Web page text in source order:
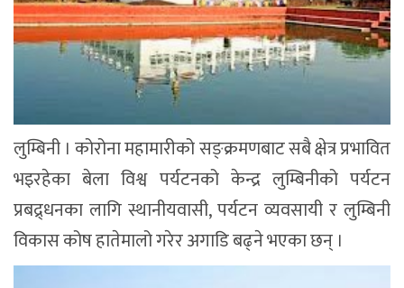
लुम्बिनी । कोरोना महामारीको सङ्क्रमणबाट सबै क्षेत्र प्रभावित
भइरहेका बेला विश्व पर्यटनको केन्द्र लुम्बिनीको पर्यटन
प्रबद्र्धनका लागि स्थानीयवासी, पर्यटन व्यवसायी र लुम्बिनी
विकास कोष हातेमालो गरेर अगाडि बढ्ने भएका छन् ।